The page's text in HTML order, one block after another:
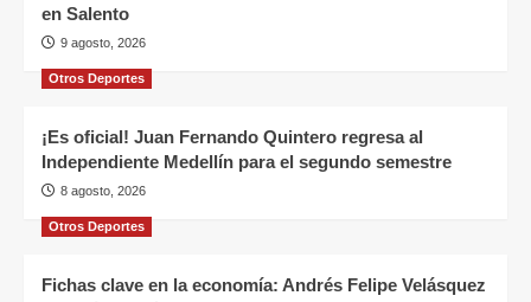
en Salento
9 agosto, 2026
Otros Deportes
¡Es oficial! Juan Fernando Quintero regresa al
Independiente Medellín para el segundo semestre
8 agosto, 2026
Otros Deportes
Fichas clave en la economía: Andrés Felipe Velásquez